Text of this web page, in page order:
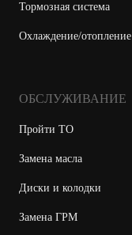
Тормозная система
Охлаждение/отопление
ОБСЛУЖИВАНИЕ
Пройти ТО
Замена масла
Диски и колодки
Замена ГРМ